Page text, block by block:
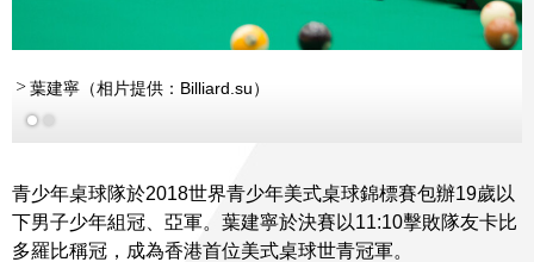
葉建寧（相片提供：Billiard.su）
青少年桌球隊於2018世界青少年美式桌球錦標賽包辦19歲以
下男子少年組冠、亞軍。葉建寧於決賽以11:10擊敗隊友卡比
多羅比稱冠，成為香港首位美式桌球世青冠軍。